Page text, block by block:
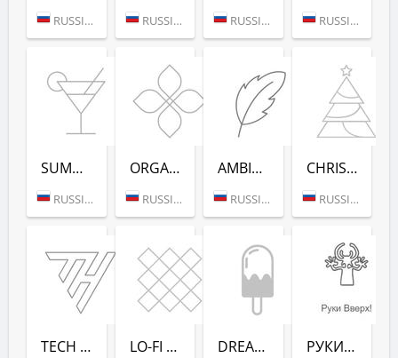
RUSSIA (MOSCOW) RUSSIA (MOSCOW) RUSSIA (MOSCOW) RUSSIA (MOSCOW)
SUMMER DANCE (РАДИО РЕКОРД)
RUSSIA (MOSCOW)
ORGANIC (РАДИО РЕКОРД)
RUSSIA (MOSCOW)
AMBIENT (РАДИО РЕКОРД)
RUSSIA (MOSCOW)
CHRISTMAS (РАДИО РЕКОРД)
RUSSIA (MOSCOW)
TECH HOUSE (РАДИО РЕКОРД) LO-FI (РАДИО РЕКОРД) DREAM POP (РАДИО РЕКОРД) РУКИ ВВЕРХ! (РАДИО РЕКОРД)